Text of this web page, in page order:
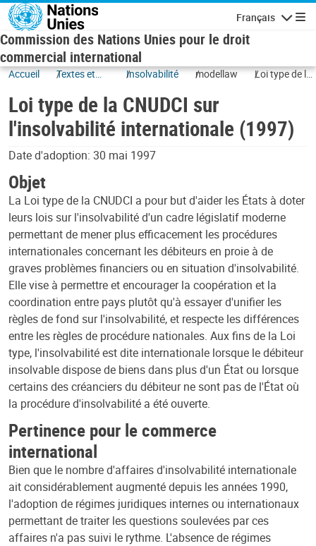
Skip to main content
Français
Commission des Nations Unies pour le droit
commercial international
Accueil
Textes et
Insolvabilité modellaw
Loi type de la
internationale
(1997)
Loi type de la CNUDCI sur
l'insolvabilité internationale (1997)
Date d'adoption: 30 mai 1997
Objet
La Loi type de la CNUDCI a pour but d'aider les États à doter
leurs lois sur l'insolvabilité d'un cadre législatif moderne
permettant de mener plus efficacement les procédures
internationales concernant les débiteurs en proie à de
graves problèmes financiers ou en situation d'insolvabilité.
Elle vise à permettre et encourager la coopération et la
coordination entre pays plutôt qu'à essayer d'unifier les
règles de fond sur l'insolvabilité, et respecte les différences
entre les règles de procédure nationales. Aux fins de la Loi
type, l'insolvabilité est dite internationale lorsque le débiteur
insolvable dispose de biens dans plus d'un État ou lorsque
certains des créanciers du débiteur ne sont pas de l'État où
la procédure d'insolvabilité a été ouverte.
Pertinence pour le commerce
international
Bien que le nombre d'affaires d'insolvabilité internationale
ait considérablement augmenté depuis les années 1990,
l'adoption de régimes juridiques internes ou internationaux
permettant de traiter les questions soulevées par ces
affaires n'a pas suivi le rythme. L'absence de régimes